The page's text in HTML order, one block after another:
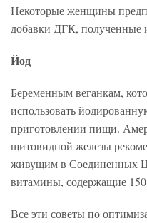
Некоторые женщины
добавки ДГК, полученные
Йод
Беременным веганкам,
использовать
приготовлении пищи.
щитовидной железы
живущим в Соединенных
витамины, содержащие
Все эти советы по